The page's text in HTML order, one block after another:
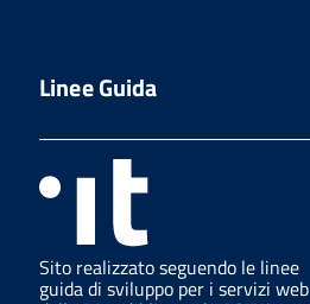
Linee Guida
Sito realizzato seguendo le linee
guida di sviluppo per i servizi web